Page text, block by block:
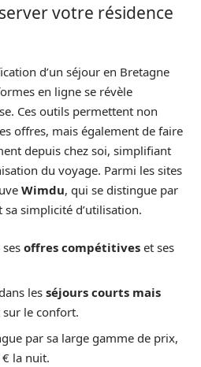
votre résidence
d’un séjour en Bretagne
en ligne se révèle
Ces outils permettent non
offres, mais également de faire
depuis chez soi, simplifiant
du voyage. Parmi les sites
Wimdu, qui se distingue par
sa simplicité d’utilisation.
offres compétitives et ses
les séjours courts mais
sur le confort.
par sa large gamme de prix,
la nuit.